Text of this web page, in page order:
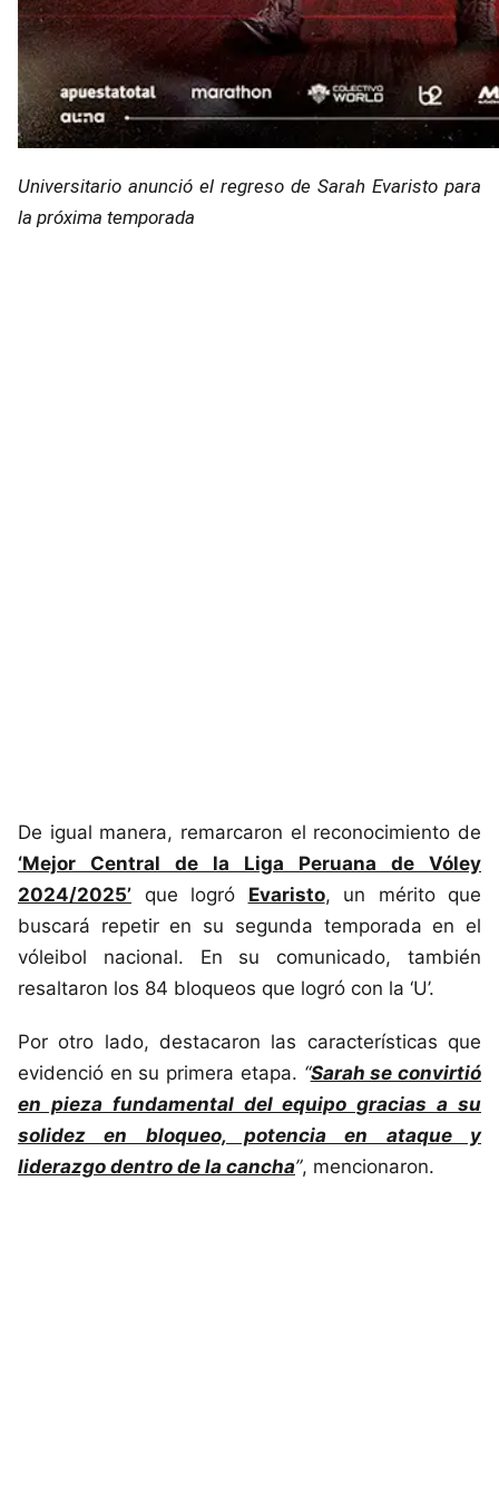
Universitario anunció el regreso de Sarah Evaristo para
la próxima temporada
De igual manera, remarcaron el reconocimiento de
‘Mejor Central de la Liga Peruana de Vóley
2024/2025’ que logró Evaristo, un mérito que
buscará repetir en su segunda temporada en el
vóleibol nacional. En su comunicado, también
resaltaron los 84 bloqueos que logró con la ‘U’.
Por otro lado, destacaron las características que
evidenció en su primera etapa. “Sarah se convirtió
en pieza fundamental del equipo gracias a su
solidez en bloqueo, potencia en ataque y
liderazgo dentro de la cancha”, mencionaron.